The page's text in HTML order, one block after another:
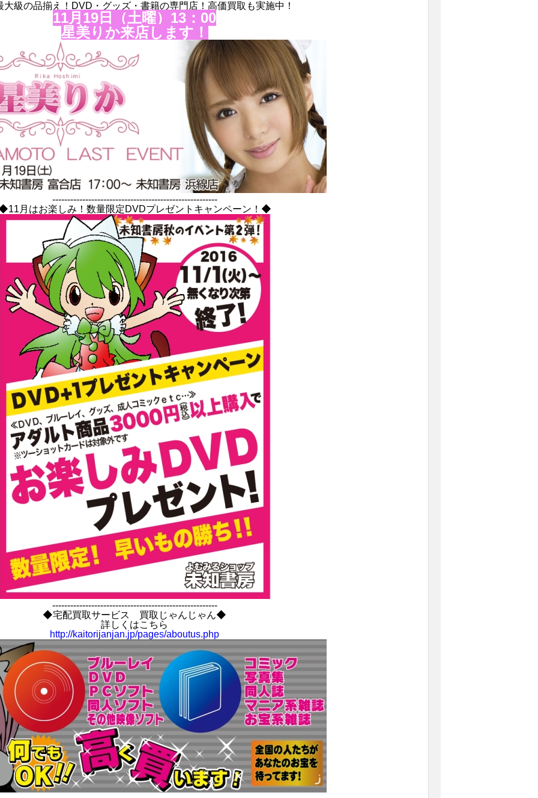
大級の品揃え！DVD・グッズ・書籍の専門店！高価買取も実施中！
11月19日（土曜）13：00
星美りか来店します！
-------------------------------------------------------
月はお楽しみ！数量限定DVDプレゼントキャンペーン！◆
-------------------------------------------------------
◆宅配買取サービス 買取じゃんじゃん◆
詳しくはこちら
http://kaitorijanjan.jp/pages/aboutus.php